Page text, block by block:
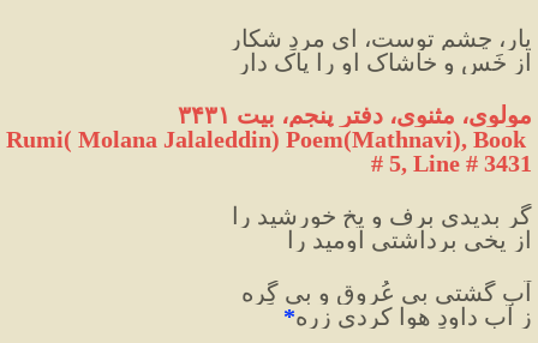
یار، چشمِ توست، ای مردِ شکار
از خَس و خاشاک او را پاک دار
مولوی، مثنوی، دفتر پنجم، بیت ۳۴۳۱
Rumi( Molana Jalaleddin) Poem(Mathnavi), Book
# 5, Line # 3431
گر بدیدی برف و یخ خورشید را
از یخی برداشتی اومید را
آب گشتی بی عُروق و بی گِرِه
ز آب داودِ هوا کردی زِرِه*